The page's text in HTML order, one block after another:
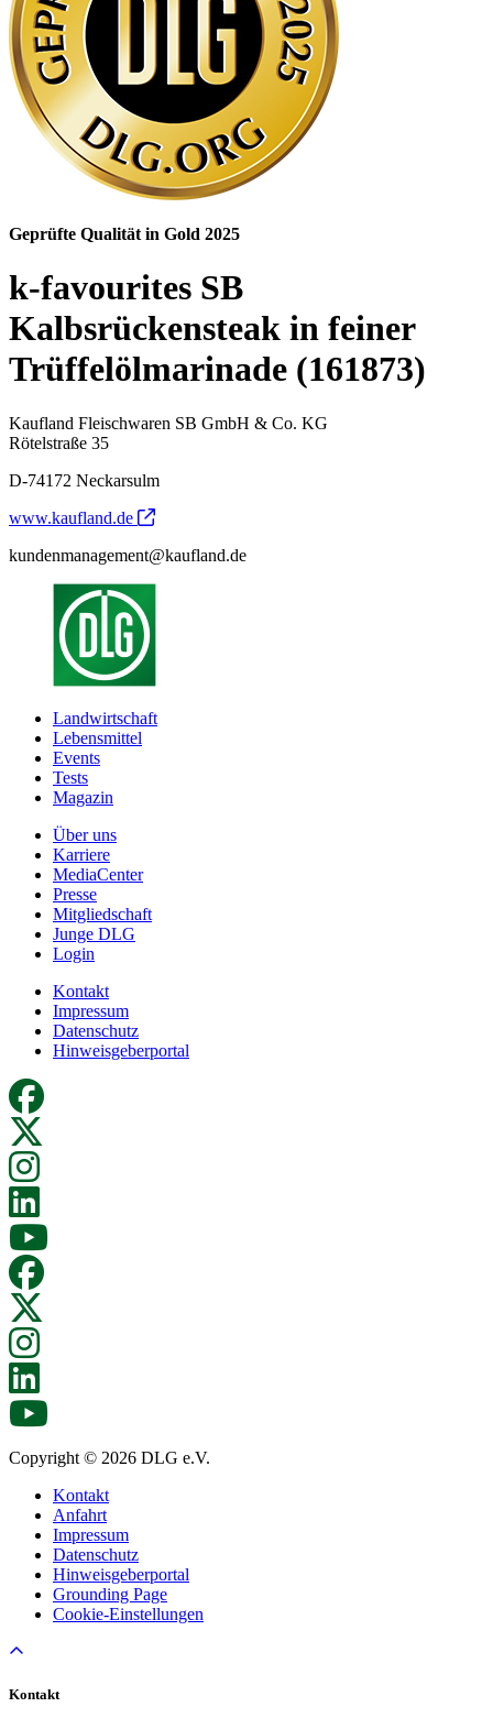
Geprüfte Qualität in Gold 2025
k-favourites SB
Kalbsrückensteak in feiner
Trüffelölmarinade (161873)
Kaufland Fleischwaren SB GmbH & Co. KG
Rötelstraße 35
D-74172 Neckarsulm
www.kaufland.de
kundenmanagement@kaufland.de
Landwirtschaft
Lebensmittel
Events
Tests
Magazin
Über uns
Karriere
MediaCenter
Presse
Mitgliedschaft
Junge DLG
Login
Kontakt
Impressum
Datenschutz
Hinweisgeberportal
Copyright © 2026 DLG e.V.
Kontakt
Anfahrt
Impressum
Datenschutz
Hinweisgeberportal
Grounding Page
Cookie-Einstellungen
Kontakt